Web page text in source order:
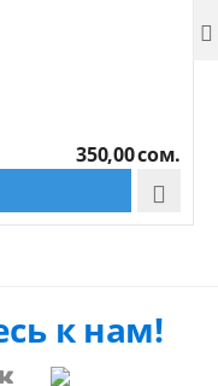
350,00сом.


к нам!